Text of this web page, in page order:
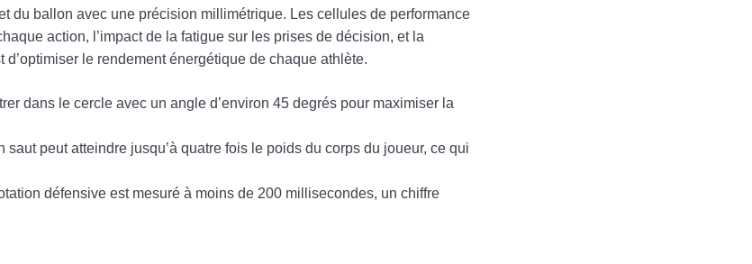
du ballon avec une précision millimétrique. Les cellules de performance
action, l’impact de la fatigue sur les prises de décision, et la
le rendement énergétique de chaque athlète.
dans le cercle avec un angle d’environ 45 degrés pour maximiser la
peut atteindre jusqu’à quatre fois le poids du corps du joueur, ce qui
défensive est mesuré à moins de 200 millisecondes, un chiffre